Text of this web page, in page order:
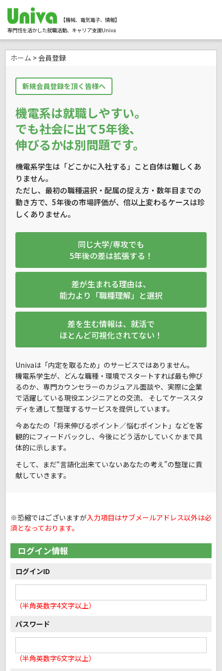
【機械、電気電子、情報】
専門性を活かした就職活動、キャリア支援Univa
ホーム > 会員登録
新規会員登録を頂く皆様へ
機電系は就職しやすい。
でも社会に出て5年後、
伸びるかは別問題です。
機電系学生は「どこかに入社する」こと自体は難しくあ
りません。
ただし、最初の職種選択・配属の捉え方・数年目までの
動き方で、 5年後の市場評価が、倍以上変わるケースは珍
しくありません。
同じ大学/専攻でも
5年後の差は拡張する！
差が生まれる理由は、
能力より「職種理解」と選択
差を生む情報は、就活で
ほとんど可視化されてない！
Univaは「内定を取るため」のサービスではありません。
機電系学生が、 どんな職種・環境でスタートすれば最も伸び
るのか、専門カウンセラーのカジュアル面談や、実際に企業
で活躍している現役エンジニアとの交流、 そしてケーススタ
ディを通して整理するサービスを提供しています。
今あなたの「将来伸びるポイント／悩むポイント」などを客
観的にフィードバックし、今後にどう活かしていくかまで具
体的に示します。
そして、まだ“言語化出来ていないあなたの考え”の整理に貢
献していきます。
※恐縮ではございますが入力項目はサブメールアドレス以外は必
須となっております。
ログイン情報
ログインID
（半角英数字4文字以上）
パスワード
（半角英数字6文字以上）